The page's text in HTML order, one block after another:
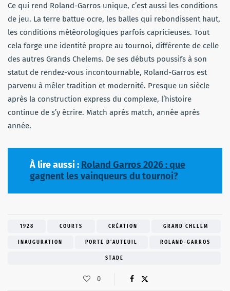
Ce qui rend Roland-Garros unique, c’est aussi les conditions
de jeu. La terre battue ocre, les balles qui rebondissent haut,
les conditions météorologiques parfois capricieuses. Tout
cela forge une identité propre au tournoi, différente de celle
des autres Grands Chelems. De ses débuts poussifs à son
statut de rendez-vous incontournable, Roland-Garros est
parvenu à mêler tradition et modernité. Presque un siècle
après la construction express du complexe, l’histoire
continue de s’y écrire. Match après match, année après
année.
À lire aussi : Roland Garros 2026 : que
gagnent les vainqueurs du tournoi?
1928 COURTS CRÉATION GRAND CHELEM
INAUGURATION PORTE D'AUTEUIL ROLAND-GARROS
STADE
0